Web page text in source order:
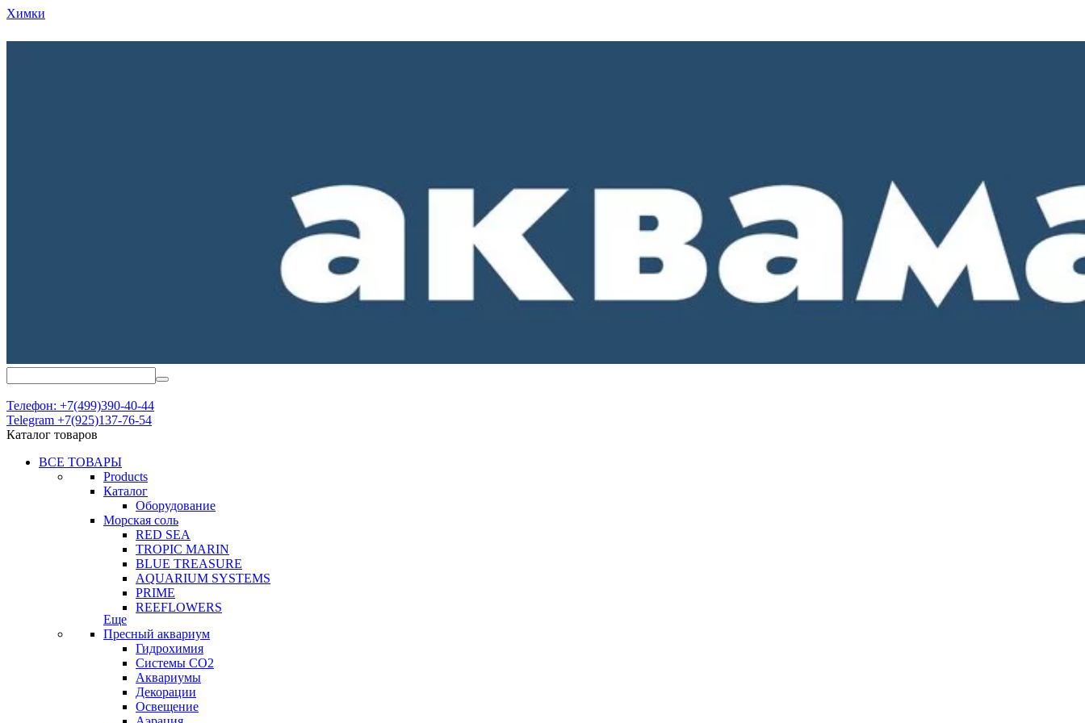
Химки
Телефон: +7(499)390-40-44
Telegram +7(925)137-76-54
Каталог товаров
ВСЕ ТОВАРЫ
Products
Каталог
Оборудование
Морская соль
RED SEA
TROPIC MARIN
BLUE TREASURE
AQUARIUM SYSTEMS
PRIME
REEFLOWERS
Еще
Пресный аквариум
Гидрохимия
Системы СО2
Аквариумы
Декорации
Освещение